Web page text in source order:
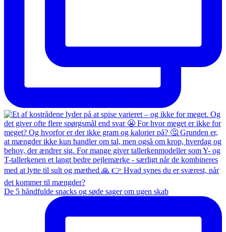
De 5 håndfulde snacks og søde sager om ugen skab